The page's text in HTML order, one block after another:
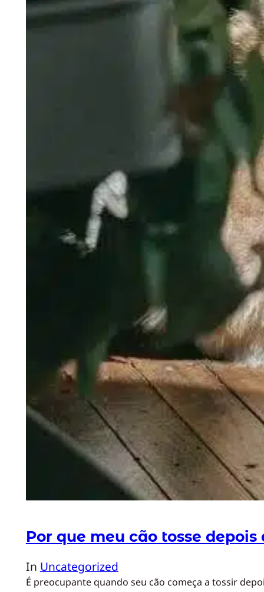
Por que meu cão tosse
In Uncategorized
É preocupante quando seu cão começa a tossir